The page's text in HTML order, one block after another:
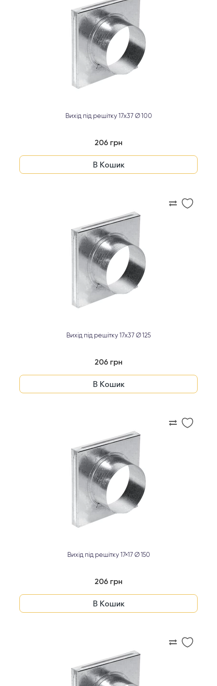
Вихід під решітку 17x37 Ø 100
206 грн
В Кошик
Вихід під решітку 17x37 Ø 125
206 грн
В Кошик
Вихід під решітку 17×17 Ø 150
206 грн
В Кошик